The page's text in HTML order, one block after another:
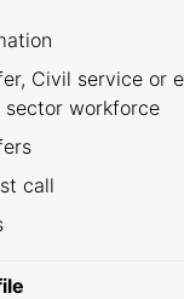
Civil service or
workforce
call